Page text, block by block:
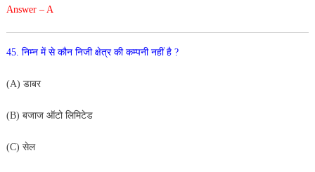
Answer – A
45. निम्न में से कौन निजी क्षेत्र की कम्पनी नहीं है ?
(A) डाबर
(B) बजाज ऑटो लिमिटेड
(C) सेल